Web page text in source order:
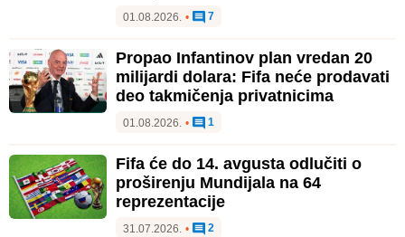
01.08.2026. • 7
Propao Infantinov plan vredan 20
milijardi dolara: Fifa neće prodavati
deo takmičenja privatnicima
01.08.2026. • 1
Fifa će do 14. avgusta odlučiti o
proširenju Mundijala na 64
reprezentacije
31.07.2026. • 2